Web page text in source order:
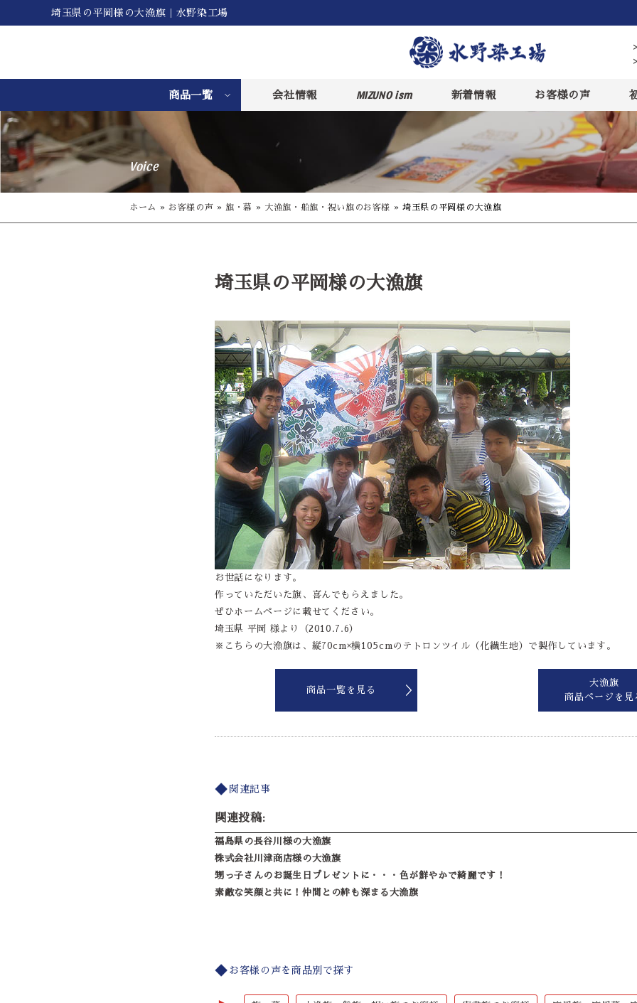
埼玉県の平岡様の大漁旗｜水野染工場
商品一覧 会社情報 MIZUNO ism 新着情報 お客様の声
Voice
ホーム » お客様の声 » 旗・幕 » 大漁旗・船旗・祝い旗のお客様 »埼玉県の平岡様の大漁旗
埼玉県の平岡様の大漁旗
お世話になります。
作っていただいた旗、喜んでもらえました。
ぜひホームページに載せてください。
埼玉県 平岡 様より（2010.7.6）
※こちらの大漁旗は、縦70cm×横105cmのテトロンツイル（化繊生地）で製作しています。
商品一覧を見る
大漁旗
商品ページを見
関連記事
関連投稿:
福島県の長谷川様の大漁旗
株式会社川津商店様の大漁旗
甥っ子さんのお誕生日プレゼントに・・・色が鮮やかで綺麗です！
素敵な笑顔と共に！仲間との絆も深まる大漁旗
お客様の声を商品別で探す